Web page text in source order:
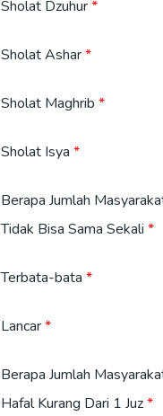
Sholat Dzuhur
Sholat Ashar
Sholat Maghrib
Sholat Isya
Berapa Jumlah
Tidak Bisa Sama Sekali
Terbata-bata
Lancar
Berapa Jumlah
Hafal Kurang Dari 1 Juz